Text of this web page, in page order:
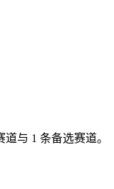
与 1 条备选赛道。